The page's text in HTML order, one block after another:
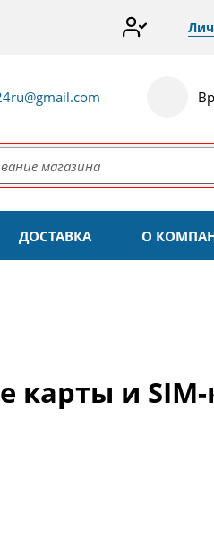
ДОСТАВКА О
карты и